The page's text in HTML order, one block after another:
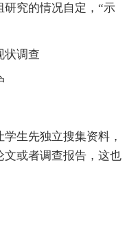
究的情况自定，“示
调查
生先独立搜集资料，
文或者调查报告，这也